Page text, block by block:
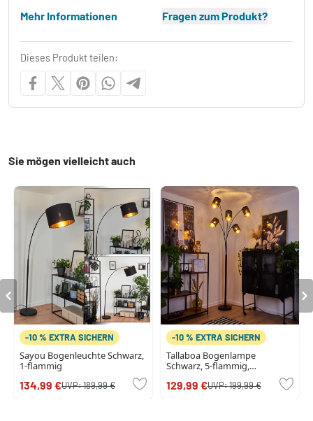
Mehr Informationen Fragen zum Produkt?
Dieses Produkt teilen:
Sie mögen vielleicht auch
-10 % EXTRA SICHERN
Sayou Bogenleuchte Schwarz,
1-flammig
134,99 €UVP:189,99 €
-10 % EXTRA SICHERN
Tallaboa Bogenlampe
Schwarz, 5-flammig,
129,99 €UVP:199,99 €